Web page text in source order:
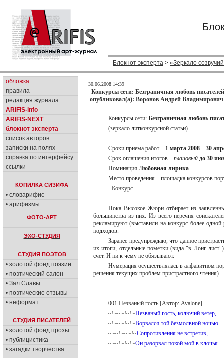
Блокнот эксперта > «Зеркало
обложка
правила
редакция журнала
ARIFIS-info
ARIFIS-NEXT
блокнот эксперта
список авторов
записки на полях
справка по интерфейсу
ссылки
КОПИЛКА СИЗИФА
• словарифис
• арифизмы
ФОТО-АРТ
ЭХО-СТУДИЯ
СТУДИЯ ПОЭТОВ
• золотой фонд поэзии
• поэтический салон
• Зал Славы
• поэтические отзывы
• неформат
СТУДИЯ ПИСАТЕЛЕЙ
• золотой фонд прозы
• публицистика
• загадки творчества
30.06.2008 14:39
Конкурсы сети: Безграничная любовь
опубликовал(а): Воронов Андрей
Конкурсы сети: Безграничная любовь
(зеркало литконкурсной статьи)
Сроки приема работ – 1 марта 2008 – 30
Срок оглашения итогов – плановый до 30
Номинация Любовная лирика
Место проведения – площадка конкурсов
- Конкурс
Пока Высокое Жюри отбирает из
большинства из них. Из всего перечня
рекламируют (выставили на конкурс более
подходов.
Заранее предупреждаю, что данное
их итоги, отдельные пометки (вида "в Лонг
счет. И ни к чему не обязывают.
Нумерация осуществлялась в алфавитном
решения текущих проблем пристрастного чтения).
001 Незваный гость [Автор: Avalone]
~!~~~!~!~Незваный гость, колючий ветер,
~!~~~!~!~Ворвался той безмолвной ночью.
~~~!~~~!~Сопротивления не встретив,
~~~!~!~!~Он разорвал покой мой в клочья.